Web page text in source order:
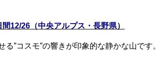
間12/26 （中央アルプス・長野県）
”コスモ”の響きが印象的な静かな山です。